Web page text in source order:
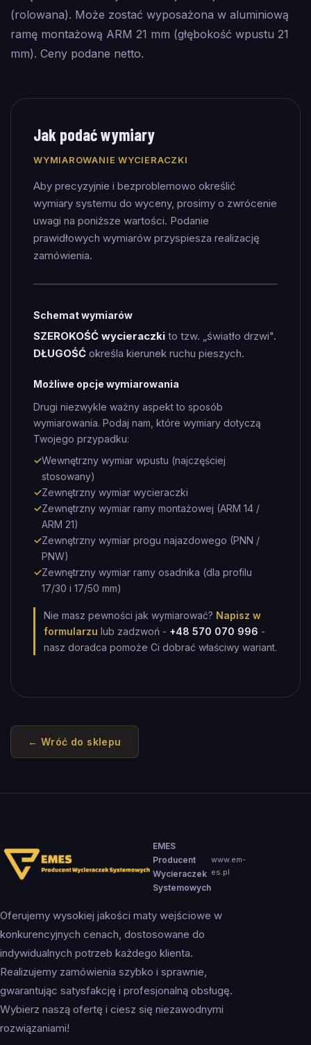
(rolowana). Może zostać wyposażona w aluminiową
ramę montażową ARM 21 mm (głębokość wpustu 21
mm). Ceny podane netto.
Jak podać wymiary
WYMIAROWANIE WYCIERACZKI
Aby precyzyjnie i bezproblemowo określić
wymiary systemu do wyceny, prosimy o zwrócenie
uwagi na poniższe wartości. Podanie
prawidłowych wymiarów przyspiesza realizację
zamówienia.
Schemat wymiarów
SZEROKOŚĆ wycieraczki to tzw. „światło drzwi".
DŁUGOŚĆ określa kierunek ruchu pieszych.
Możliwe opcje wymiarowania
Drugi niezwykle ważny aspekt to sposób
wymiarowania. Podaj nam, które wymiary dotyczą
Twojego przypadku:
✓Wewnętrzny wymiar wpustu (najczęściej
stosowany)
✓Zewnętrzny wymiar wycieraczki
✓Zewnętrzny wymiar ramy montażowej (ARM 14 /
ARM 21)
✓Zewnętrzny wymiar progu najazdowego (PNN /
PNW)
✓Zewnętrzny wymiar ramy osadnika (dla profilu
17/30 i 17/50 mm)
Nie masz pewności jak wymiarować? Napisz w
formularzu lub zadzwoń - +48 570 070 996 -
nasz doradca pomoże Ci dobrać właściwy wariant.
← Wróć do sklepu
EMES
Producent
Wycieraczek
Systemowych
www.em-
es.pl
Oferujemy wysokiej jakości maty wejściowe w
konkurencyjnych cenach, dostosowane do
indywidualnych potrzeb każdego klienta.
Realizujemy zamówienia szybko i sprawnie,
gwarantując satysfakcję i profesjonalną obsługę.
Wybierz naszą ofertę i ciesz się niezawodnymi
rozwiązaniami!